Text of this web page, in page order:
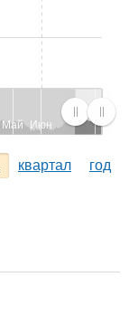
Май Июн
квартал год